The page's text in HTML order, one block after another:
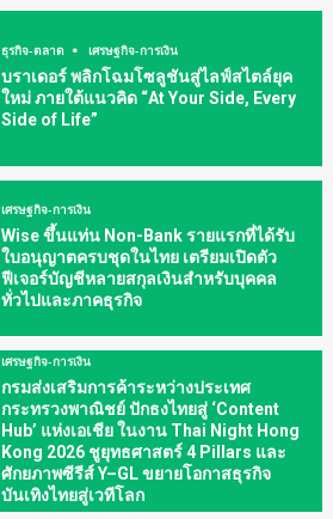
ธุรกิจ-ตลาด เศรษฐกิจ-การเงิน
บราเดอร์ พลิกโฉมโซลูชันสู่ไลฟ์สไตล์ยุค
ใหม่ ภายใต้แนวคิด “At Your Side, Every
Side of Life”
เศรษฐกิจ-การเงิน
Wise ขึ้นแท่น Non-Bank รายแรกที่ได้รับ
ใบอนุญาตครบชุดในไทย เตรียมเปิดตัว
ฟีเจอร์บัญชีหลายสกุลเงินสำหรับบุคคล
ทั่วไปและภาคธุรกิจ
เศรษฐกิจ-การเงิน
กรมส่งเสริมการค้าระหว่างประเทศ
กระทรวงพาณิชย์ ปักธงไทยสู่ ‘Content
Hub’ แห่งเอเชีย ในงาน Thai Night Hong
Kong 2026 ชูยุทธศาสตร์ 4 Pillars และ
ศักยภาพซีรีส์ Y–GL ขยายโอกาสธุรกิจ
บันเทิงไทยสู่เวทีโลก